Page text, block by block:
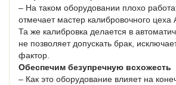
– На таком оборудовании плохо
отмечает мастер калибровочного цеха
Та же калибровка делается в
не позволяет допускать брак,
фактор.
Обеспечим безупречную всхожесть
– Как это оборудование влияет на